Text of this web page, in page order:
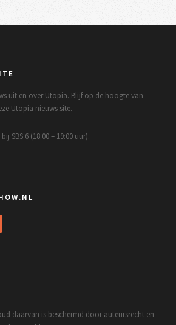
uit en over Utopia. Blijf op de hoogte van
Utopia nieuws site.
SBS 6 (18:00 – 19:00 uur).
daarvan is beschermd door auteursrecht en